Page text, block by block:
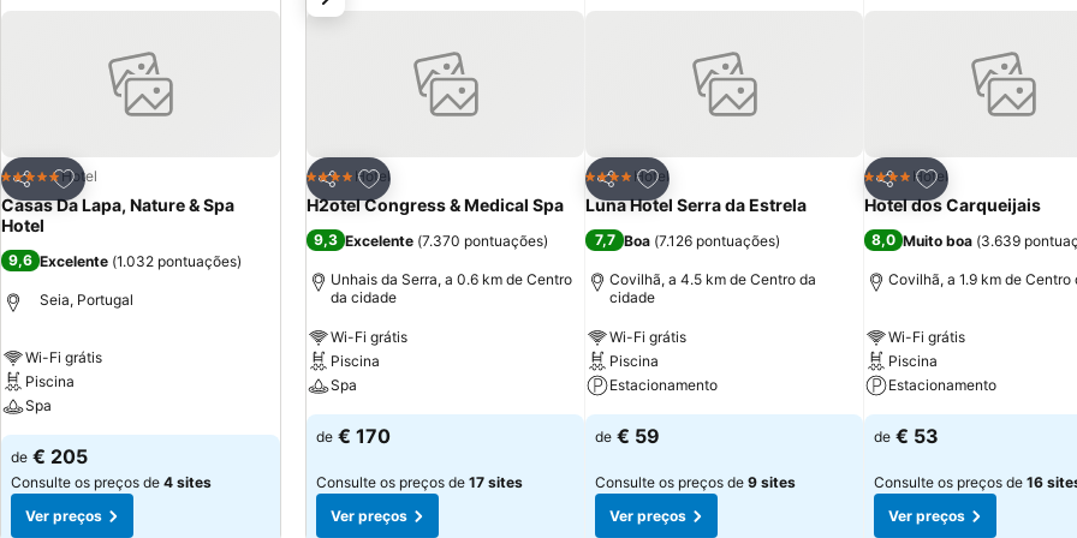
Partilhar
Adicionar aos favoritos
5 EstrelasHotel
Casas Da Lapa, Nature & Spa
Hotel
9,6 Excelente (1.032 pontuações)
Seia, Portugal
Wi-Fi grátis
Piscina
Spa
de € 205
Consulte os preços de 4 sites
Ver preços
Partilhar
Adicionar aos favoritos
4 EstrelasHotel
H2otel Congress & Medical Spa
9,3 Excelente (7.370 pontuações)
Unhais da Serra, a 0.6 km de Centro
da cidade
Wi-Fi grátis
Piscina
Spa
de € 170
Consulte os preços de 17 sites
Ver preços
Partilhar
Adicionar aos favoritos
4 EstrelasHotel
Luna Hotel Serra da Estrela
7,7 Boa (7.126 pontuações)
Covilhã, a 4.5 km de Centro da
cidade
Wi-Fi grátis
Piscina
Estacionamento
de € 59
Consulte os preços de 9 sites
Ver preços
Partilhar
Adicionar aos
4 EstrelasHotel
Hotel dos Carqueijais
8,0 Muito boa (3.639
Covilhã, a 1.9 km de Centro
Wi-Fi grátis
Piscina
Estacionamento
de € 53
Consulte os preços de 16
Ver preços